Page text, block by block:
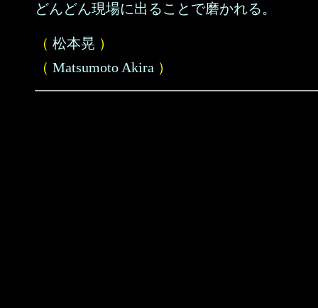
どんどん現場に出ることで磨かれる。
（ 松本晃 ）
（ Matsumoto Akira ）